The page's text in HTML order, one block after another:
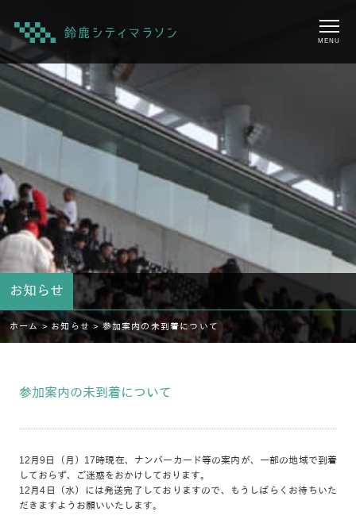
MENU
お知らせ
ホーム > お知らせ >参加案内の未到着について
参加案内の未到着について
12月9日（月）17時現在、ナンバーカード等の案内が、一部の地域で到着
しておらず、ご迷惑をおかけしております。
12月4日（水）には発送完了しておりますので、もうしばらくお待ちいた
だきますようお願いいたします。